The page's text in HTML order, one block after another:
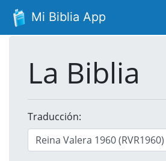
Mi Biblia App
La Biblia
Traducción: